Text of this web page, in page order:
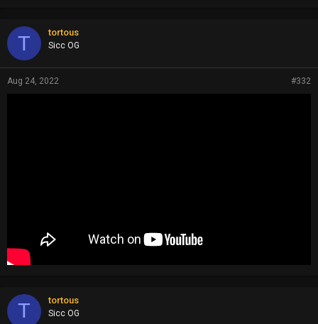
T tortous
Sicc OG
Aug 24, 2022 #332
T tortous
Sicc OG